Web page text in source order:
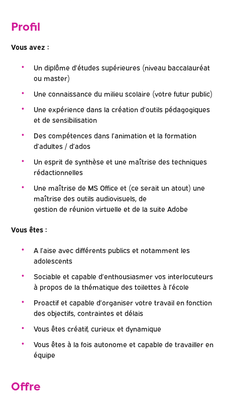
Profil
Vous avez :
Un diplôme d’études supérieures (niveau baccalauréat
ou master)
Une connaissance du milieu scolaire (votre futur public)
Une expérience dans la création d’outils pédagogiques
et de sensibilisation
Des compétences dans l’animation et la formation
d’adultes / d’ados
Un esprit de synthèse et une maîtrise des techniques
rédactionnelles
Une maîtrise de MS Office et (ce serait un atout) une
maîtrise des outils audiovisuels, de
gestion de réunion virtuelle et de la suite Adobe
Vous êtes :
A l’aise avec différents publics et notamment les
adolescents
Sociable et capable d’enthousiasmer vos interlocuteurs
à propos de la thématique des toilettes à l’école
Proactif et capable d’organiser votre travail en fonction
des objectifs, contraintes et délais
Vous êtes créatif, curieux et dynamique
Vous êtes à la fois autonome et capable de travailler en
équipe
Offre